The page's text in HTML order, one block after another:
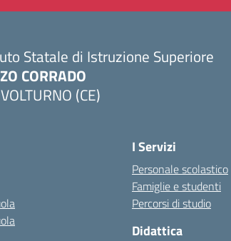
Statale di Istruzione Superiore
CORRADO
(CE)
I Servizi
Personale scolastico
Famiglie e studenti
Percorsi di studio
Didattica